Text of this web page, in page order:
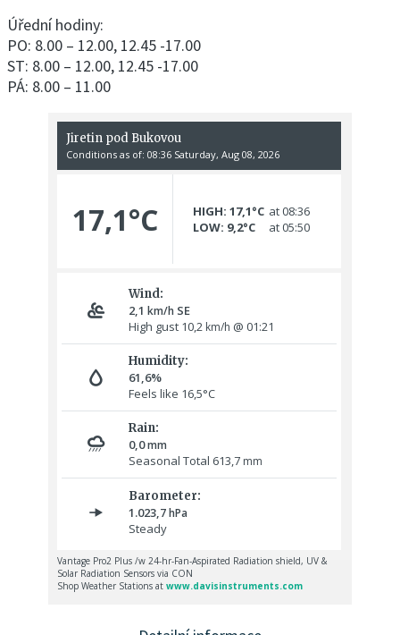
Úřední hodiny:
PO: 8.00 – 12.00, 12.45 -17.00
ST: 8.00 – 12.00, 12.45 -17.00
PÁ: 8.00 – 11.00